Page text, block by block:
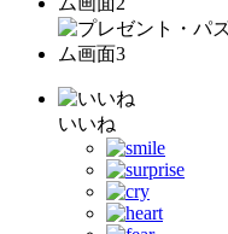
いいね